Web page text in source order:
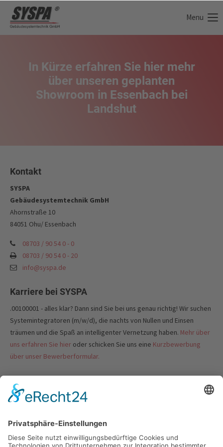
Der Eintrag "offcanvas-col1" existiert leider nicht.
Der Eintrag "offcanvas-col3" existiert leider nicht.
Menu
In Kürze erfahren Sie hier mehr
über unseren geplanten
Showroom in Essenbach bei
Landshut
Kontakt
SYSPA
Gebäudesystemtechnik GmbH
Ahornstraße 10
84051 Ohu/ Essenbach
08703 / 90 54 0 - 0
08703 / 90 54 0 - 20
info@syspa.de
Karriere bei SYSPA
.00100001 - alles klar? Dann sind Sie bei uns genau richtig! Wir suchen
Systemintegratoren (m/w/d), die nachts von Nullen und Einsen
träumen und die Spaß an intelligenter Vernetzung haben. Mehr über
uns erfahren Sie hier oder schicken Sie uns eine Kurzbewerbung
über unser Bewerberformular.
Links
Partner
Über uns
Showroom